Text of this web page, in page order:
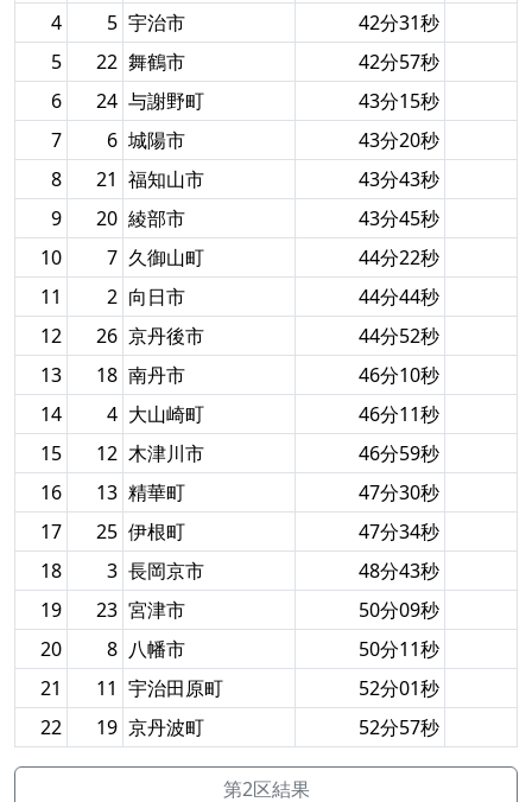
4
5 宇治市
42分31秒
5
22 舞鶴市
42分57秒
6
24 与謝野町
43分15秒
7
6 城陽市
43分20秒
8
21 福知山市
43分43秒
9
20 綾部市
43分45秒
10
7 久御山町
44分22秒
11
2 向日市
44分44秒
12
26 京丹後市
44分52秒
13
18 南丹市
46分10秒
14
4 大山崎町
46分11秒
15
12 木津川市
46分59秒
16
13 精華町
47分30秒
17
25 伊根町
47分34秒
18
3 長岡京市
48分43秒
19
23 宮津市
50分09秒
20
8 八幡市
50分11秒
21
11 宇治田原町
52分01秒
22
19 京丹波町 52分57秒
第2区結果